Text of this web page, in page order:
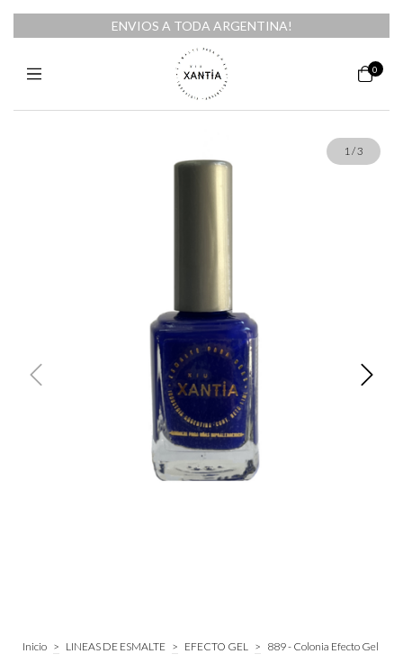
ENVIOS A TODA ARGENTINA!
0
1/3
Inicio > LINEAS DE ESMALTE > EFECTO GEL > 889 - Colonia Efecto Gel